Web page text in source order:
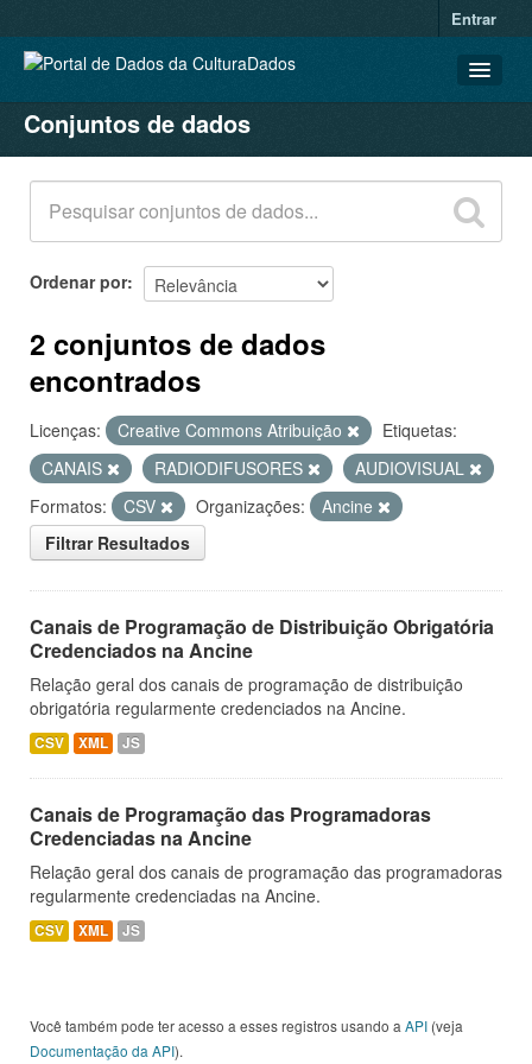
Entrar
CONJUNTOS DE DADOS
ORGANIZAÇÕES
GRUPOS
SOBRE
Conjuntos de dados
Ordenar por
2 conjuntos de dados
encontrados
Licenças: Creative Commons Atribuição
Etiquetas:
CANAIS
RADIODIFUSORES
AUDIOVISUAL
Formatos:
CSV Organizações:
Ancine
Filtrar Resultados
Canais de Programação de Distribuição Obrigatória
Credenciados na Ancine
Relação geral dos canais de programação de distribuição
obrigatória regularmente credenciados na Ancine.
CSV XML JS
Canais de Programação das Programadoras
Credenciadas na Ancine
Relação geral dos canais de programação das programadoras
regularmente credenciadas na Ancine.
CSV XML JS
Você também pode ter acesso a esses registros usando a API (veja
Documentação da API).